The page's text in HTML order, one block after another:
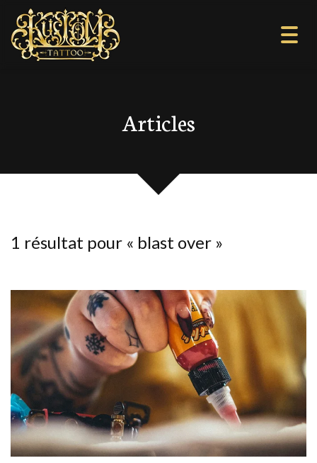
Articles
1 résultat pour « blast over »